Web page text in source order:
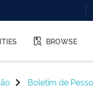
BROWSE
Boletim de